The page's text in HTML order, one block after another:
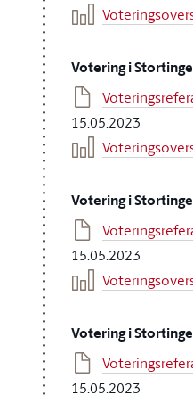
Votering i
15.05.2023
Votering i
15.05.2023
Votering i
15.05.2023